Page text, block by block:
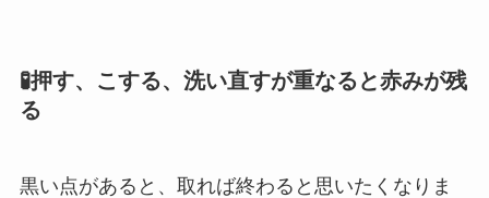
🧪押す、こする、洗い直すが重なると赤みが残
る
黒い点があると、取れば終わると思いたくなりま